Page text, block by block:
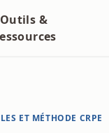
Outils &
ET MÉTHODE CRPE